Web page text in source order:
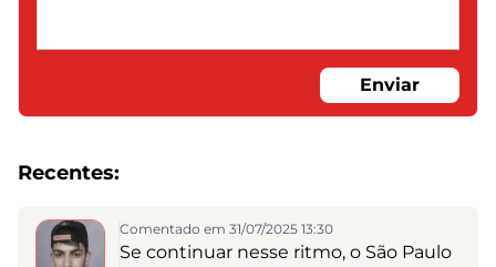
Enviar
Recentes:
Comentado em 31/07/2025 13:30
Se continuar nesse ritmo, o São Paulo